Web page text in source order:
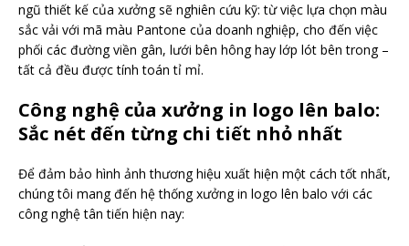
ngũ thiết kế của xưởng sẽ nghiên cứu kỹ: từ việc lựa chọn màu
sắc vải với mã màu Pantone của doanh nghiệp, cho đến việc
phối các đường viền gân, lưới bên hông hay lớp lót bên trong –
tất cả đều được tính toán tỉ mỉ.
Công nghệ của xưởng in logo lên balo:
Sắc nét đến từng chi tiết nhỏ nhất
Để đảm bảo hình ảnh thương hiệu xuất hiện một cách tốt nhất,
chúng tôi mang đến hệ thống xưởng in logo lên balo với các
công nghệ tân tiến hiện nay: